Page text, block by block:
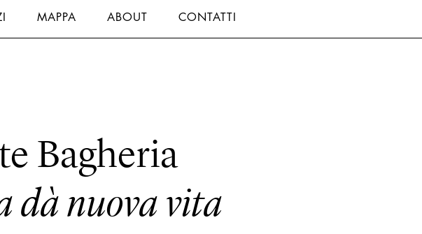
MAPPA ABOUT CONTATTI
Bagheria
dà nuova vita